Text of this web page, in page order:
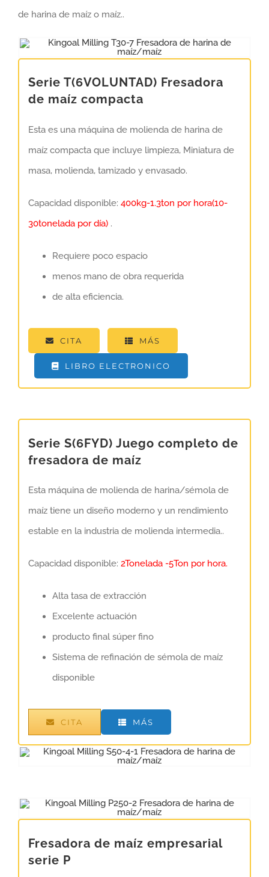
de harina de maíz o maíz..
Serie T(6VOLUNTAD) Fresadora
de maíz compacta
Esta es una máquina de molienda de harina de
maíz compacta que incluye limpieza, Miniatura de
masa, molienda, tamizado y envasado.
Capacidad disponible: 400kg-1.3ton por hora(10-
30tonelada por día) .
Requiere poco espacio
menos mano de obra requerida
de alta eficiencia.
CITA MÁS
LIBRO ELECTRONICO
Serie S(6FYD) Juego completo de
fresadora de maíz
Esta máquina de molienda de harina/sémola de
maíz tiene un diseño moderno y un rendimiento
estable en la industria de molienda intermedia..
Capacidad disponible: 2Tonelada -5Ton por hora.
Alta tasa de extracción
Excelente actuación
producto final súper fino
Sistema de refinación de sémola de maíz
disponible
CITA MÁS
Fresadora de maíz empresarial
serie P